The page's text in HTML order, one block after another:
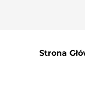
Strona